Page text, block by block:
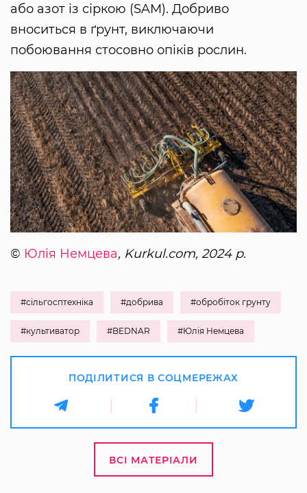
або азот із сіркою (SAM). Добриво
вноситься в ґрунт, виключаючи
побоювання стосовно опіків рослин.
© Юлія Немцева, Kurkul.com, 2024 р.
#сільгосптехніка #добрива #обробіток грунту
#культиватор #BEDNAR #Юлія Немцева
ПОДІЛИТИСЯ В СОЦМЕРЕЖАХ
ВСІ МАТЕРІАЛИ